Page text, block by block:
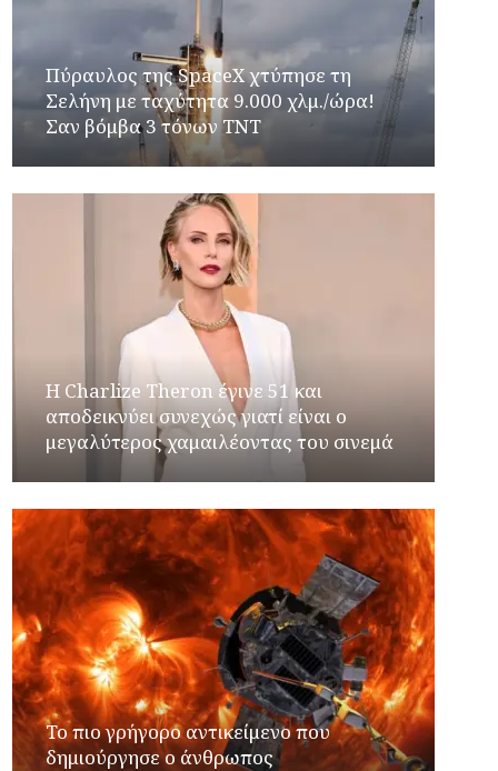
Πύραυλος της SpaceX χτύπησε τη
Σελήνη με ταχύτητα 9.000 χλμ./ώρα!
Σαν βόμβα 3 τόνων TNT
Η Charlize Theron έγινε 51 και
αποδεικνύει συνεχώς γιατί είναι ο
μεγαλύτερος χαμαιλέοντας του σινεμά
Το πιο γρήγορο αντικείμενο που
δημιούργησε ο άνθρωπος